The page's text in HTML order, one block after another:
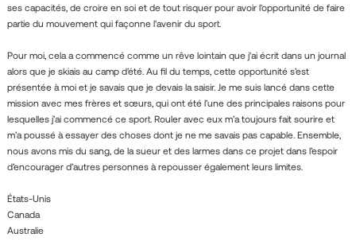
ses capacités, de croire en soi et de tout risquer pour avoir l'opportunité de faire
partie du mouvement qui façonne l'avenir du sport.
Pour moi, cela a commencé comme un rêve lointain que j'ai écrit dans un journal
alors que je skiais au camp d'été. Au fil du temps, cette opportunité s’est
présentée à moi et je savais que je devais la saisir. Je me suis lancé dans cette
mission avec mes frères et sœurs, qui ont été l’une des principales raisons pour
lesquelles j’ai commencé ce sport. Rouler avec eux m’a toujours fait sourire et
m’a poussé à essayer des choses dont je ne me savais pas capable. Ensemble,
nous avons mis du sang, de la sueur et des larmes dans ce projet dans l’espoir
d’encourager d’autres personnes à repousser également leurs limites.
États-Unis
Canada
Australie